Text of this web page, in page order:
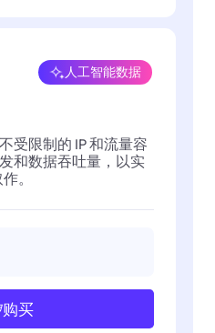
人工智能数据
受限制的 IP 和流量容
和数据吞吐量，以实
。
购买